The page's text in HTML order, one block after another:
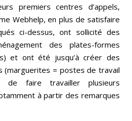
premiers centres d’appels,
Webhelp, en plus de satisfaire
ci-dessus, ont sollicité des
des plates-formes
et ont été jusqu’à créer des
(marguerites = postes de travail
de faire travailler plusieurs
à partir des remarques